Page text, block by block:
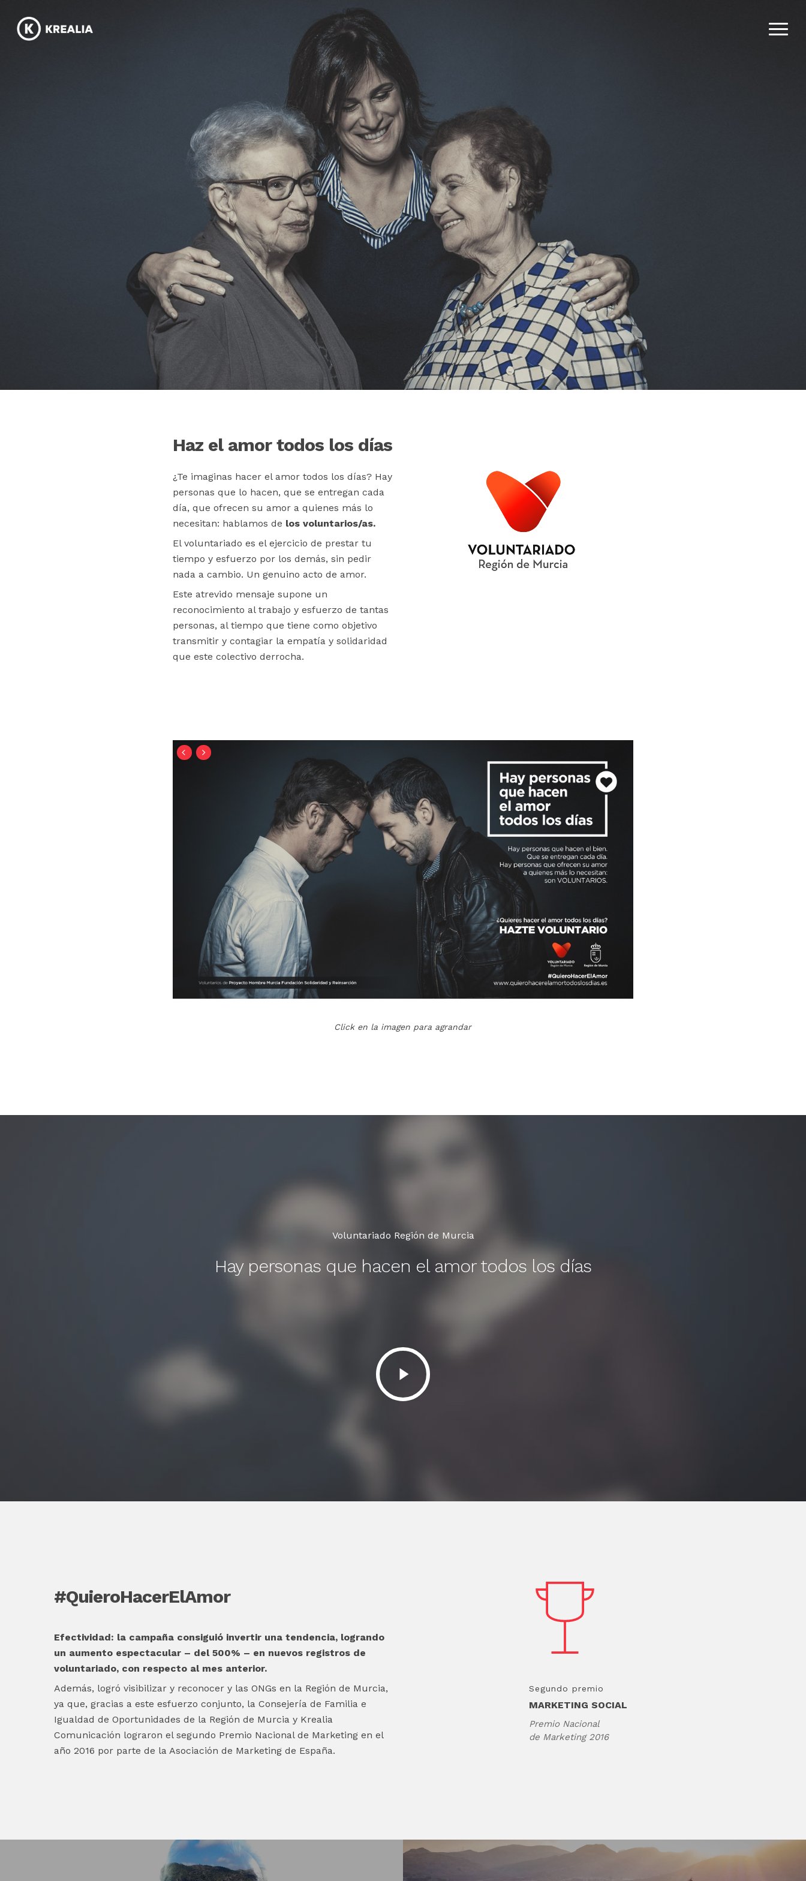
Haz el amor todos los días
¿Te imaginas hacer el amor todos los días? Hay
personas que lo hacen, que se entregan cada
día, que ofrecen su amor a quienes más lo
necesitan: hablamos de los voluntarios/as.
El voluntariado es el ejercicio de prestar tu
tiempo y esfuerzo por los demás, sin pedir
nada a cambio. Un genuino acto de amor.
Este atrevido mensaje supone un
reconocimiento al trabajo y esfuerzo de tantas
personas, al tiempo que tiene como objetivo
transmitir y contagiar la empatía y solidaridad
que este colectivo derrocha.
Click en la imagen para agrandar
Voluntariado Región de Murcia
Hay personas que hacen el amor todos los días
#QuieroHacerElAmor
Efectividad: la campaña consiguió invertir una tendencia, logrando
un aumento espectacular – del 500% – en nuevos registros de
voluntariado, con respecto al mes anterior.
Además, logró visibilizar y reconocer y las ONGs en la Región de Murcia,
ya que, gracias a este esfuerzo conjunto, la Consejería de Familia e
Igualdad de Oportunidades de la Región de Murcia y Krealia
Comunicación lograron el segundo Premio Nacional de Marketing en el
año 2016 por parte de la Asociación de Marketing de España.
Segundo premio
MARKETING SOCIAL
Premio Nacional
de Marketing 2016